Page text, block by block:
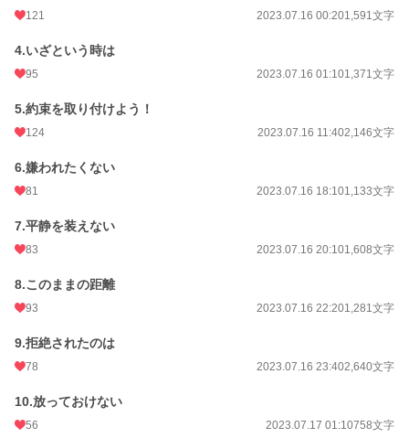
121 2023.07.16 00:201,591文字
4.いざという時は
95 2023.07.16 01:101,371文字
5.約束を取り付けよう！
124 2023.07.16 11:402,146文字
6.嫌われたくない
81 2023.07.16 18:101,133文字
7.平静を装えない
83 2023.07.16 20:101,608文字
8.このままの距離
93 2023.07.16 22:201,281文字
9.拒絶されたのは
78 2023.07.16 23:402,640文字
10.放っておけない
56 2023.07.17 01:10758文字